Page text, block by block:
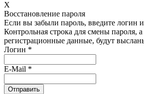
X
Восстановление пароля
Если вы забыли пароль, введите логин
Контрольная строка для смены пароля,
регистрационные данные, будут
Логин *
E-Mail *